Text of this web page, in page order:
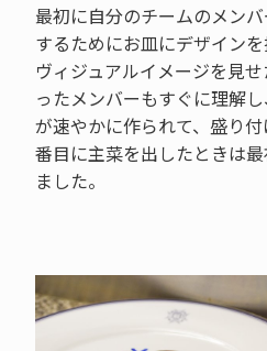
最初に自分のチームのメン
するためにお皿にデザイン
ヴィジュアルイメージを見
ったメンバーもすぐに理解
が速やかに作られて、盛り
番目に主菜を出したときは
ました。